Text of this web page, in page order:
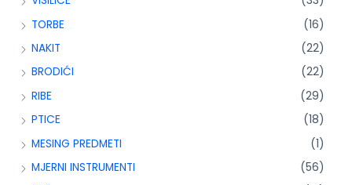
TORBE
(16)
NAKIT
(22)
BRODIĆI
(22)
RIBE
(29)
PTICE
(18)
MESING PREDMETI
(1)
MJERNI INSTRUMENTI
(56)